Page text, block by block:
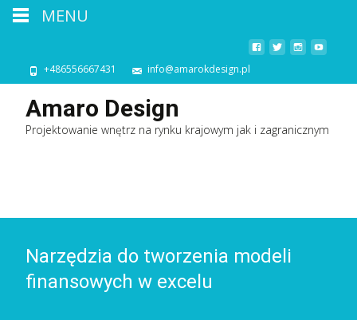
+486556667431 info@amarokdesign.pl
Amaro Design
Projektowanie wnętrz na rynku krajowym jak i zagranicznym
Narzędzia do tworzenia modeli
finansowych w excelu
MENU